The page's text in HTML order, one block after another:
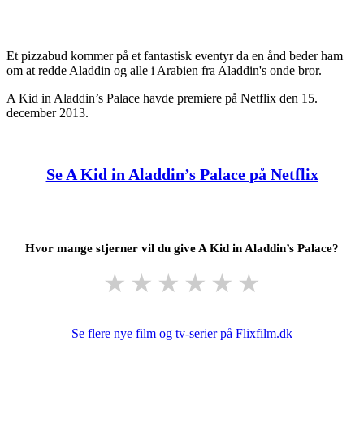
Et pizzabud kommer på et fantastisk eventyr da en ånd beder ham
om at redde Aladdin og alle i Arabien fra Aladdin's onde bror.
A Kid in Aladdin’s Palace havde premiere på Netflix den 15.
december 2013.
Se A Kid in Aladdin’s Palace på Netflix
Hvor mange stjerner vil du give A Kid in Aladdin’s Palace?
★ ★ ★ ★ ★ ★
Se flere nye film og tv-serier på Flixfilm.dk